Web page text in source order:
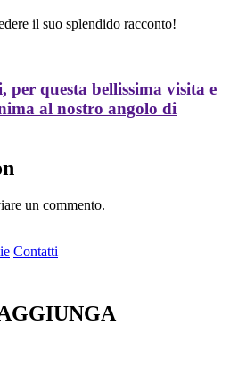
il suo splendido racconto!
questa bellissima visita e
al nostro angolo di
un commento.
Contatti